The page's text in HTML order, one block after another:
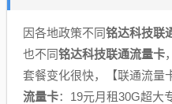
因各地政策不同铭达科技联
也不同铭达科技联通流量卡
套餐变化很快，【联通流量
流量卡：19元月租30G超大